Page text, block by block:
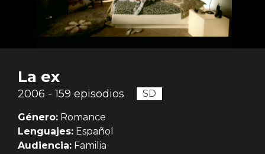
La ex
2006 - 159 episodios SD
Género: Romance
Lenguajes: Español
Audiencia: Familia